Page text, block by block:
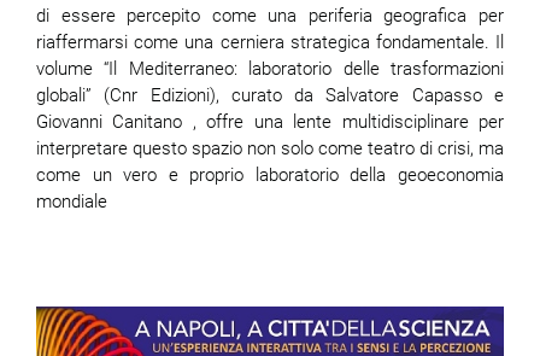
di essere percepito come una periferia geografica per
riaffermarsi come una cerniera strategica fondamentale. Il
volume “Il Mediterraneo: laboratorio delle trasformazioni
globali” (Cnr Edizioni), curato da Salvatore Capasso e
Giovanni Canitano , offre una lente multidisciplinare per
interpretare questo spazio non solo come teatro di crisi, ma
come un vero e proprio laboratorio della geoeconomia
mondiale